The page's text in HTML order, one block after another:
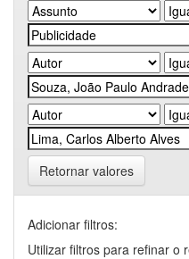
Retornar valores
Adicionar filtros:
Utilizar filtros para refinar o